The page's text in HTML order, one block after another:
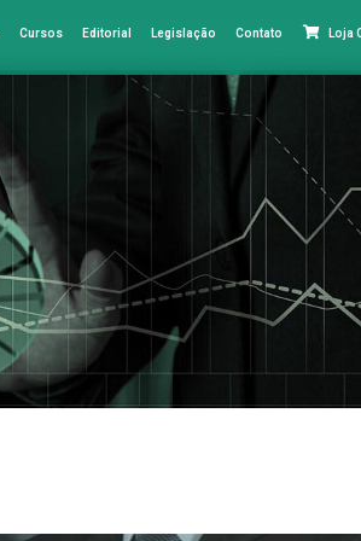
Cursos Editorial Legislação Contato Loja